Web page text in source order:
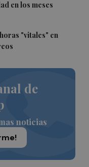
en los meses
"vitales" en
de
noticias